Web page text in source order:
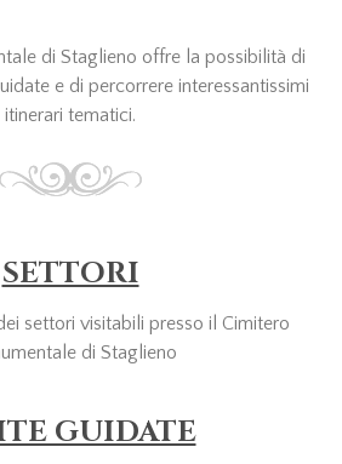
di Staglieno offre la possibilità di
e di percorrere interessantissimi
itinerari tematici.
SETTORI
settori visitabili presso il Cimitero
di Staglieno
GUIDATE